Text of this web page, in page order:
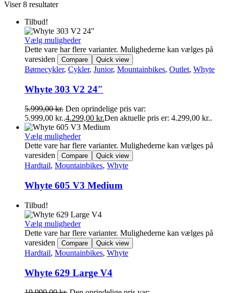
Viser 8 resultater
Tilbud!
Vælg muligheder
Dette vare har flere varianter. Mulighederne kan vælges på
varesiden
Compare Quick view
Børnecykler, Cykler, Junior, Mountainbikes, Outlet, Whyte
Whyte 303 V2 24″
5.999,00kr. Den oprindelige pris var:
5.999,00 kr..4.299,00 kr.Den aktuelle pris er: 4.299,00 kr..
Vælg muligheder
Dette vare har flere varianter. Mulighederne kan vælges på
varesiden
Compare Quick view
Hardtail, Mountainbikes, Whyte
Whyte 605 V3 Medium
Tilbud!
Vælg muligheder
Dette vare har flere varianter. Mulighederne kan vælges på
varesiden
Compare Quick view
Hardtail, Mountainbikes, Whyte
Whyte 629 Large V4